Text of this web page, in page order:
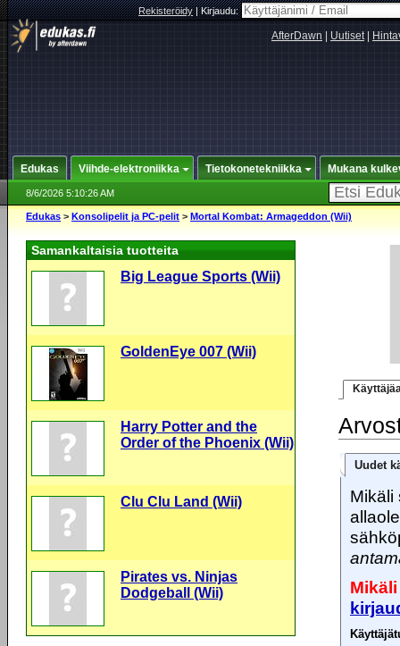
Rekisteröidy|Kirjaudu:
AfterDawn Uutiset|
Edukas Viihde-elektroniikka Tietokonetekniikka Mukana
8/6/2026 5:10:26 AM
Edukas > Konsolipelit ja PC-pelit > Mortal Kombat: Armageddon (Wii)
Uudet
Mikäli
Samankaltaisia tuotteita
Big League Sports (Wii)
GoldenEye 007 (Wii)
Harry Potter and the
Order of the Phoenix (Wii)
Clu Clu Land (Wii)
Pirates vs. Ninjas
Dodgeball (Wii)